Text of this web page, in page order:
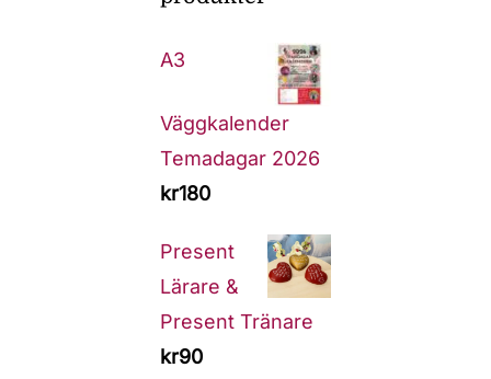
A3
Väggkalender
Temadagar 2026
kr180
Present
Lärare &
Present Tränare
kr90